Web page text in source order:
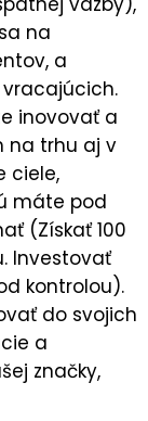
na
, a
.
inovovať a
na trhu aj v
ciele,
máte pod
(Získať 100
Investovať
kontrolou).
do svojich
a
značky,